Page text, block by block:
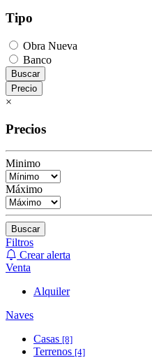
Tipo
Obra Nueva
Banco
Buscar
Precio
×
Precios
Minimo
Máximo
Buscar
Filtros
Crear alerta
Venta
Alquiler
Naves
Casas [8]
Terrenos [4]